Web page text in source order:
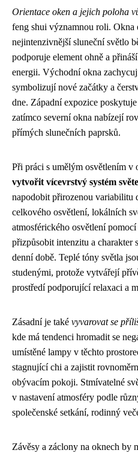
Orientace oken a jejich poloha
feng shui významnou roli. Okna
nejintenzivnější sluneční světlo
podporuje element ohně a
energii. Východní okna
symbolizují nové začátky a
dne. Západní expozice
zatímco severní okna nabízejí
přímých slunečních paprsků.
Při práci s umělým osvětlením
vytvořit vícevrstvý systém
napodobit přirozenou variabilitu
celkového osvětlení, lokálních
atmosférického osvětlení
přizpůsobit intenzitu a charakter
denní době. Teplé tóny světla
studenými, protože vytvářejí
prostředí podporující relaxaci a
Zásadní je také vyvarovat se
kde má tendenci hromadit se
umístěné lampy v těchto
stagnující chi a zajistit
obývacím pokoji. Stmívatelné
v nastavení atmosféry podle
společenské setkání, rodinný
Závěsy a záclony na oknech by